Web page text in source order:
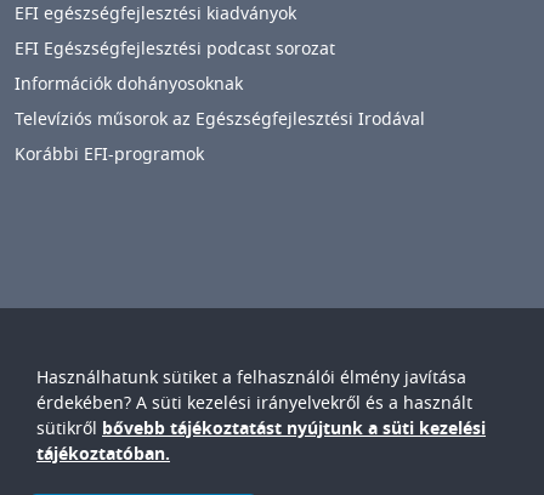
Használhatunk sütiket a felhasználói élmény javítása
érdekében? A süti kezelési irányelvekről és a használt
sütikről bővebb tájékoztatást nyújtunk a süti kezelési
tájékoztatóban.
IMAGE
EFI egészségfejlesztési kiadványok
EFI Egészségfejlesztési podcast sorozat
Információk dohányosoknak
Televíziós műsorok az Egészségfejlesztési Irodával
Korábbi EFI-programok
Győr-Moson-Sopron Vármegyei
Petz Aladár
Egyetemi Oktató Kórház